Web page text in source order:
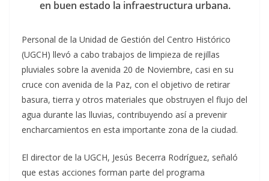
en buen estado la infraestructura urbana.
Personal de la Unidad de Gestión del Centro Histórico
(UGCH) llevó a cabo trabajos de limpieza de rejillas
pluviales sobre la avenida 20 de Noviembre, casi en su
cruce con avenida de la Paz, con el objetivo de retirar
basura, tierra y otros materiales que obstruyen el flujo del
agua durante las lluvias, contribuyendo así a prevenir
encharcamientos en esta importante zona de la ciudad.
El director de la UGCH, Jesús Becerra Rodríguez, señaló
que estas acciones forman parte del programa